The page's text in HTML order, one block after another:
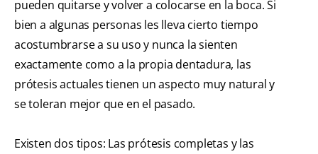
pueden quitarse y volver a colocarse en la boca. Si
bien a algunas personas les lleva cierto tiempo
acostumbrarse a su uso y nunca la sienten
exactamente como a la propia dentadura, las
prótesis actuales tienen un aspecto muy natural y
se toleran mejor que en el pasado.
Existen dos tipos: Las prótesis completas y las